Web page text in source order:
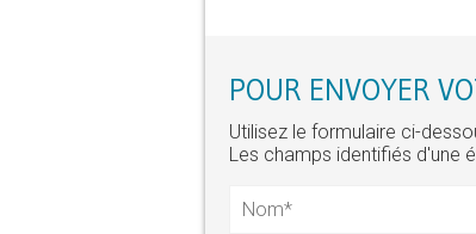
POUR ENVOYER
Utilisez le formulaire ci-
Les champs identifiés d'une